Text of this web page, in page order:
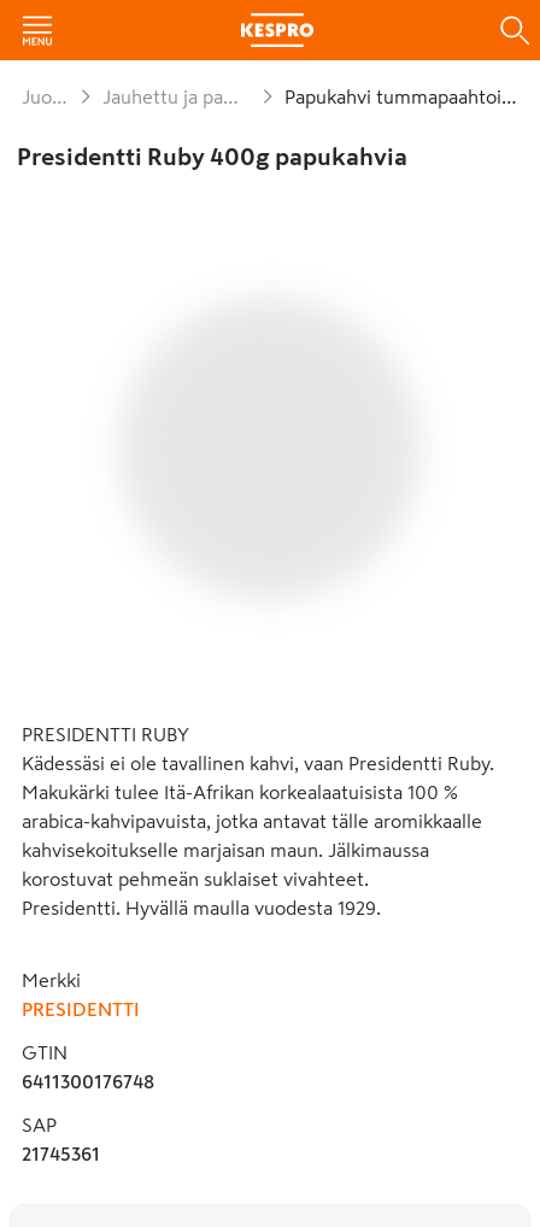
Juomat Jauhettu ja papukahvi Papukahvi tummapaahtoinen
Presidentti Ruby 400g papukahvia
PRESIDENTTI RUBY
Kädessäsi ei ole tavallinen kahvi, vaan Presidentti Ruby.
Makukärki tulee Itä-Afrikan korkealaatuisista 100 %
arabica-kahvipavuista, jotka antavat tälle aromikkaalle
kahvisekoitukselle marjaisan maun. Jälkimaussa
korostuvat pehmeän suklaiset vivahteet.
Presidentti. Hyvällä maulla vuodesta 1929.
Merkki
PRESIDENTTI
GTIN
6411300176748
SAP
21745361